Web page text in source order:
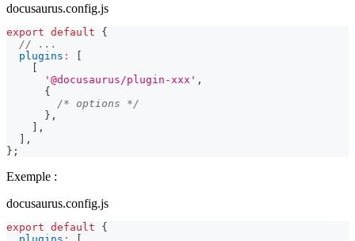
docusaurus.config.js
export default
{
// ...
plugins :
[
[
'@docusaurus/plugin-xxx' ,
{
/* options */
} ,
] ,
] ,
} ;
Exemple :
docusaurus.config.js
export default
{